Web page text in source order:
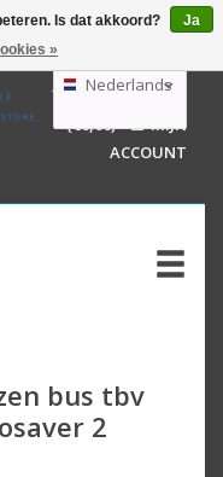
GBP
AUD
Nederlands
Deutsch
English
WINKELWAGEN
(€0,00)
MIJN
ACCOUNT
bus tbv
2
Is dat akkoord?
Ja
»